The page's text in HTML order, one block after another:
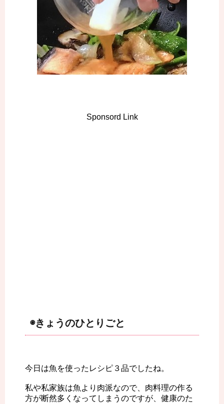
Sponsord Link
◉きょうのひとりごと
今日は魚を使ったレシピ３品でしたね。
私や私家族は魚より肉派なので、肉料理の作る
方が断然多くなってしまうのですが、健康のた